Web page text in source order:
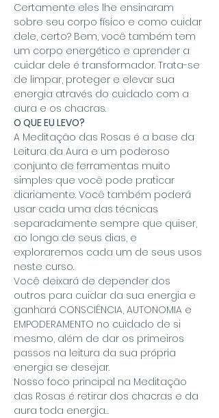
Certamente eles lhe ensinaram
sobre seu corpo físico e como cuidar
dele, certo? Bem, você também tem
um corpo energético e aprender a
cuidar dele é transformador. Trata-se
de limpar, proteger e elevar sua
energia através do cuidado com a
aura e os chacras.
O QUE EU LEVO?
A Meditação das Rosas é a base da
Leitura da Aura e um poderoso
conjunto de ferramentas muito
simples que você pode praticar
diariamente. Você também poderá
usar cada uma das técnicas
separadamente sempre que quiser,
ao longo de seus dias, e
exploraremos cada um de seus usos
neste curso.
Você deixará de depender dos
outros para cuidar da sua energia e
ganhará CONSCIÊNCIA, AUTONOMIA e
EMPODERAMENTO no cuidado de si
mesmo, além de dar os primeiros
passos na leitura da sua própria
energia se desejar.
Nosso foco principal na Meditação
das Rosas é retirar dos chacras e da
aura toda energia…